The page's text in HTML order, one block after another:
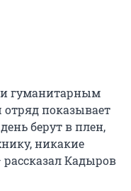
и гуманитарным
показывает
берут в плен,
никакие
Кадыров